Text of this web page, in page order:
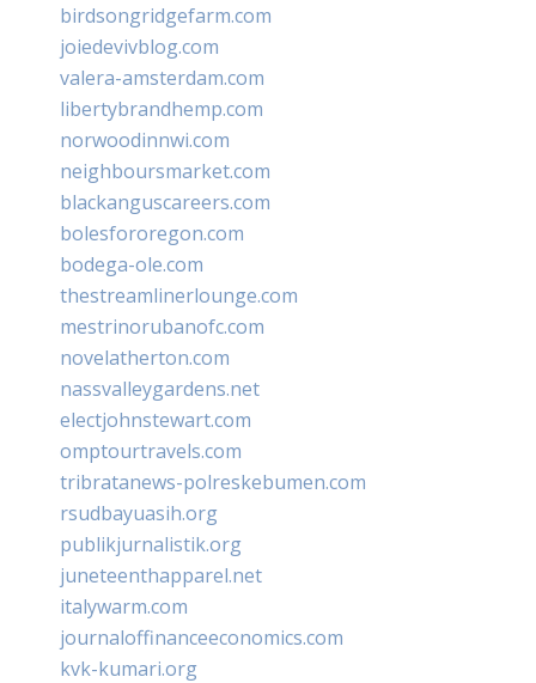
birdsongridgefarm.com
joiedevivblog.com
valera-amsterdam.com
libertybrandhemp.com
norwoodinnwi.com
neighboursmarket.com
blackanguscareers.com
bolesfororegon.com
bodega-ole.com
thestreamlinerlounge.com
mestrinorubanofc.com
novelatherton.com
nassvalleygardens.net
electjohnstewart.com
omptourtravels.com
tribratanews-polreskebumen.com
rsudbayuasih.org
publikjurnalistik.org
juneteenthapparel.net
italywarm.com
journaloffinanceeconomics.com
kvk-kumari.org